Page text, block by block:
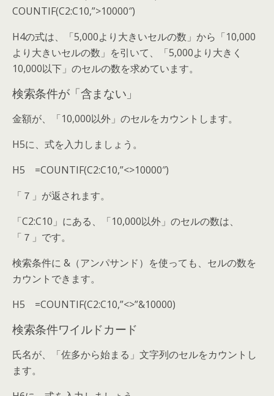
COUNTIF(C2:C10,”>10000″)
H4の式は、「5,000より大きいセルの数」から「10,000
より大きいセルの数」を引いて、「5,000より大きく
10,000以下」のセルの数を求めています。
検索条件が「含まない」
金額が、「10,000以外」のセルをカウントします。
H5に、式を入力しましょう。
H5 =COUNTIF(C2:C10,”<>10000″)
「７」が返されます。
「C2:C10」にある、「10,000以外」のセルの数は、
「７」です。
検索条件に &（アンパサンド）を使っても、セルの数を
カウントできます。
H5 =COUNTIF(C2:C10,”<>”&10000)
検索条件ワイルドカード
氏名が、「佐多から始まる」文字列のセルをカウントし
ます。